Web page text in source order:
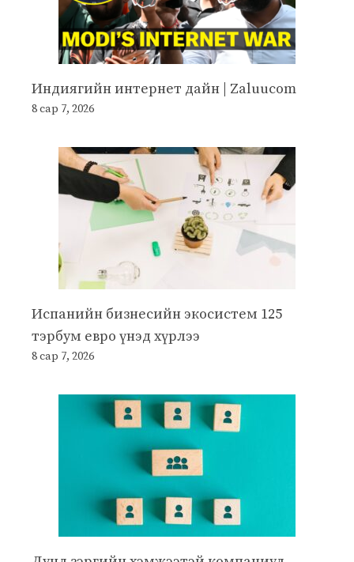
Индиягийн интернет дайн | Zaluucom
8 сар 7, 2026
Испанийн бизнесийн экосистем 125
тэрбум евро үнэд хүрлээ
8 сар 7, 2026